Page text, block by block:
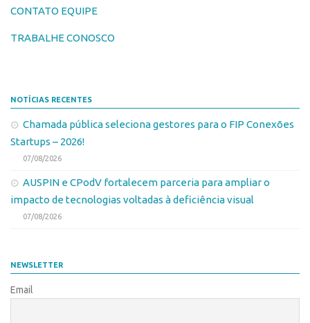
Edição 2017
Inovação em Números
Cultivares
Desenho Industrial
Portal do Inventor
CONTATO EQUIPE
TRABALHE CONOSCO
NOTÍCIAS RECENTES
Chamada pública seleciona gestores para o FIP Conexões
Startups – 2026!
07/08/2026
AUSPIN e CPodV fortalecem parceria para ampliar o
impacto de tecnologias voltadas à deficiência visual
07/08/2026
NEWSLETTER
Email